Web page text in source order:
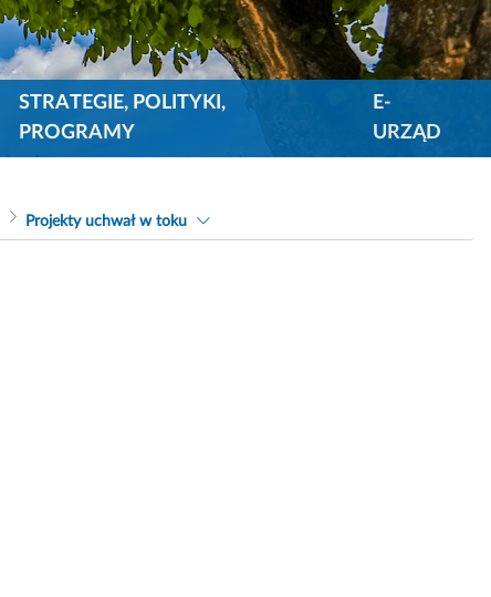
STRATEGIE, POLITYKI,
PROGRAMY
E-
URZĄD
Projekty uchwał w toku